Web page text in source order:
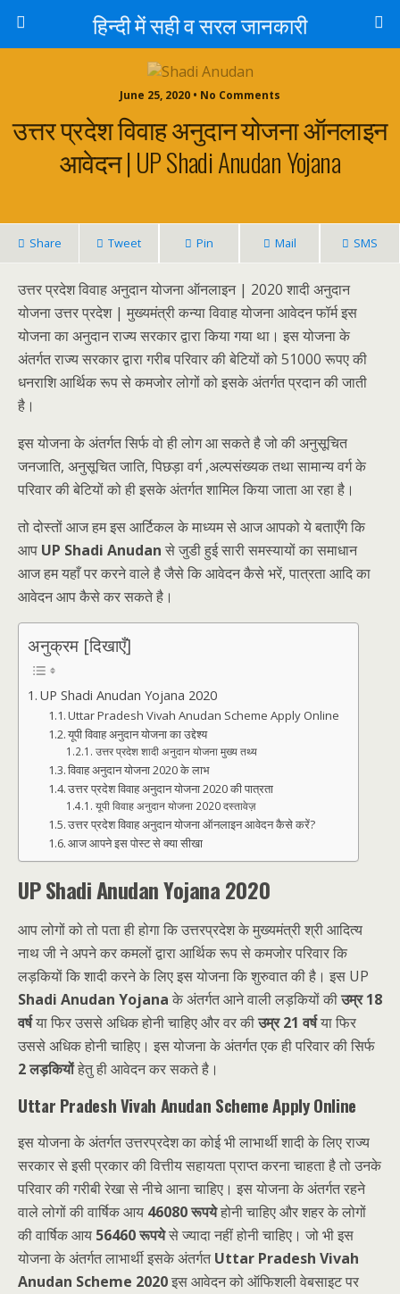
हिन्दी में सही व सरल जानकारी
June 25, 2020 • No Comments
उत्तर प्रदेश विवाह अनुदान योजना ऑनलाइन
आवेदन | UP Shadi Anudan Yojana
Share Tweet Pin Mail SMS
उत्तर प्रदेश विवाह अनुदान योजना ऑनलाइन | 2020 शादी अनुदान
योजना उत्तर प्रदेश | मुख्यमंत्री कन्या विवाह योजना आवेदन फॉर्म इस
योजना का अनुदान राज्य सरकार द्वारा किया गया था। इस योजना के
अंतर्गत राज्य सरकार द्वारा गरीब परिवार की बेटियों को 51000 रूपए की
धनराशि आर्थिक रूप से कमजोर लोगों को इसके अंतर्गत प्रदान की जाती
है।
इस योजना के अंतर्गत सिर्फ वो ही लोग आ सकते है जो की अनुसूचित
जनजाति, अनुसूचित जाति, पिछड़ा वर्ग ,अल्पसंख्यक तथा सामान्य वर्ग के
परिवार की बेटियों को ही इसके अंतर्गत शामिल किया जाता आ रहा है।
तो दोस्तों आज हम इस आर्टिकल के माध्यम से आज आपको ये बताएँगे कि
आप UP Shadi Anudan से जुडी हुई सारी समस्यायों का समाधान
आज हम यहाँ पर करने वाले है जैसे कि आवेदन कैसे भरें, पात्रता आदि का
आवेदन आप कैसे कर सकते है।
अनुक्रम [दिखाएँ]
UP Shadi Anudan Yojana 2020
Uttar Pradesh Vivah Anudan Scheme Apply Online
यूपी विवाह अनुदान योजना का उद्देश्य
उत्तर प्रदेश शादी अनुदान योजना मुख्य तथ्य
विवाह अनुदान योजना 2020 के लाभ
उत्तर प्रदेश विवाह अनुदान योजना 2020 की पात्रता
यूपी विवाह अनुदान योजना 2020 दस्तावेज़
उत्तर प्रदेश विवाह अनुदान योजना ऑनलाइन आवेदन कैसे करें?
आज आपने इस पोस्ट से क्या सीखा
UP Shadi Anudan Yojana 2020
आप लोगों को तो पता ही होगा कि उत्तरप्रदेश के मुख्यमंत्री श्री आदित्य
नाथ जी ने अपने कर कमलों द्वारा आर्थिक रूप से कमजोर परिवार कि
लड़कियों कि शादी करने के लिए इस योजना कि शुरुवात की है। इस UP
Shadi Anudan Yojana के अंतर्गत आने वाली लड़कियों कीउम्र 18
वर्षया फिर उससे अधिक होनी चाहिए और वर कीउम्र21 वर्षया फिर
उससेअधिक होनी चाहिए। इस योजना के अंतर्गत एक ही परिवार की सिर्फ
2 लड़कियोंहेतु ही आवेदन करसकतेहै।
Uttar Pradesh Vivah Anudan Scheme Apply Online
इस योजना के अंतर्गत उत्तरप्रदेश का कोई भी लाभार्थी शादी के लिए राज्य
सरकार से इसी प्रकार की वित्तीय सहायता प्राप्त करना चाहता है तो उनके
परिवार की गरीबी रेखा से नीचे आना चाहिए। इस योजना के अंतर्गत रहने
वाले लोगों की वार्षिक आय 46080 रूपयेहोनी चाहिए और शहर के लोगों
की वार्षिक आय 56460 रूपयेसे ज्यादा नहीं होनी चाहिए। जो भी इस
योजना के अंतर्गत लाभार्थी इसके अंतर्गतUttar Pradesh Vivah
Anudan Scheme 2020इस आवेदन को ऑफिशली वेबसाइट पर